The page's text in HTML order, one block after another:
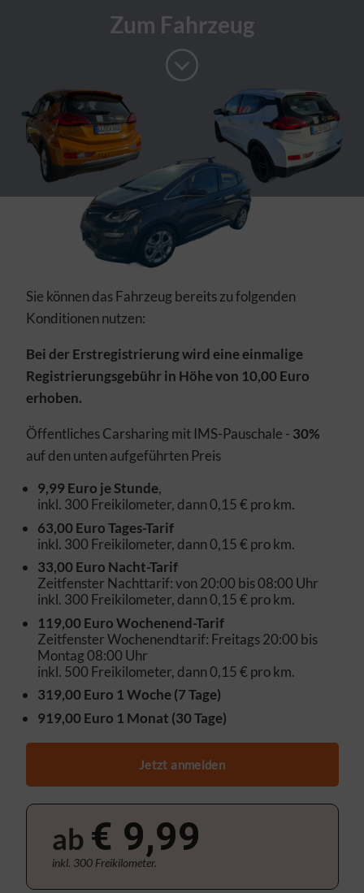
Zum Fahrzeug
Sie können das Fahrzeug bereits zu folgenden
Konditionen nutzen:
Bei der Erstregistrierung wird eine einmalige
Registrierungsgebühr in Höhe von 10,00 Euro
erhoben.
Öffentliches Carsharing mit IMS-Pauschale - 30%
auf den unten aufgeführten Preis
9,99 Euro je Stunde,
inkl. 300 Freikilometer, dann 0,15 € pro km.
63,00 Euro Tages-Tarif
inkl. 300 Freikilometer, dann 0,15 € pro km.
33,00 Euro Nacht-Tarif
Zeitfenster Nachttarif: von 20:00 bis 08:00 Uhr
inkl. 300 Freikilometer, dann 0,15 € pro km.
119,00 Euro Wochenend-Tarif
Zeitfenster Wochenendtarif: Freitags 20:00 bis
Montag 08:00 Uhr
inkl. 500 Freikilometer, dann 0,15 € pro km.
319,00 Euro 1 Woche (7 Tage)
919,00 Euro 1 Monat (30 Tage)
Jetzt anmelden
ab € 9,99
inkl. 300 Freikilometer.
Auswahl übernehmen